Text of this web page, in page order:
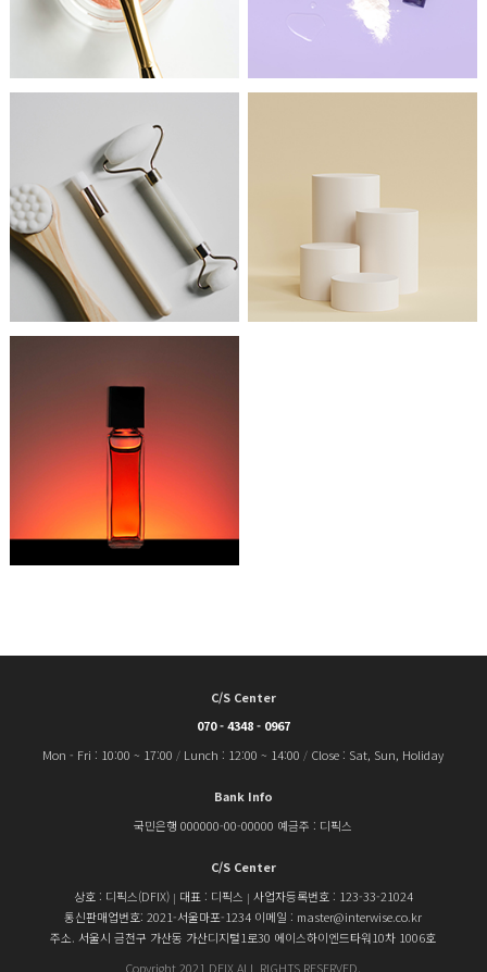
C/S Center
070 - 4348 - 0967
Mon - Fri : 10:00 ~ 17:00 / Lunch : 12:00 ~ 14:00 / Close : Sat, Sun, Holiday
Bank Info
국민은행 000000-00-00000 예금주 : 디픽스
C/S Center
상호 : 디픽스(DFIX) | 대표 : 디픽스 | 사업자등록번호 : 123-33-21024
통신판매업번호: 2021-서울마포-1234 이메일 : master@interwise.co.kr
주소. 서울시 금천구 가산동 가산디지털1로30 에이스하이엔드타워10차 1006호
Copyright 2021 DFIX ALL RIGHTS RESERVED.